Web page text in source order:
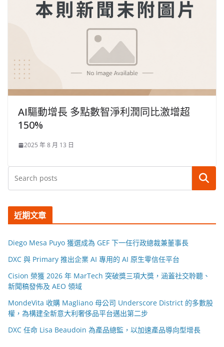
AI驅動增長 多點數智淨利潤同比激增超
150%
2025 年 8 月 13 日
搜尋
近期文章
Diego Mesa Puyo 獲選成為 GEF 下一任行政總裁兼董事長
DXC 與 Primary 推出企業 AI 專用的 AI 原生零信任平台
Cision 榮獲 2026 年 MarTech 突破獎三項大獎，涵蓋社交聆聽、
新聞稿發佈及 AEO 領域
MondeVita 收購 Magliano 母公司 Underscore District 的多數股
權，為構建全新意大利奢侈品平台邁出第二步
DXC 任命 Lisa Beaudoin 為產品總監，以加速產品導向型增長